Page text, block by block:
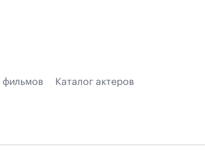
фильмов Каталог актеров